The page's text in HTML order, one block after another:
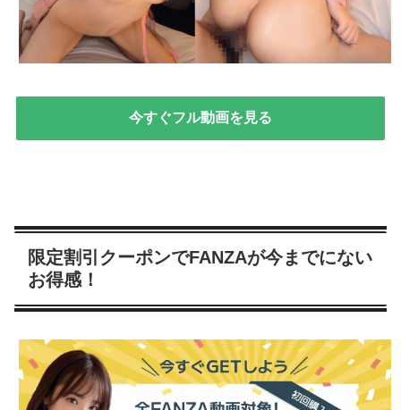
今すぐフル動画を見る
限定割引クーポンでFANZAが今までにない
お得感！